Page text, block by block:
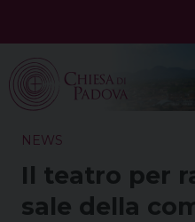
NEWS
Il teatro per
sale della